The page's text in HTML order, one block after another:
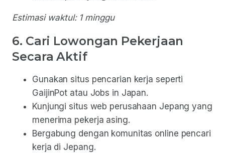
Estimasi waktul: 1 minggu
6. Cari Lowongan Pekerjaan
Secara Aktif
Gunakan situs pencarian kerja seperti
GaijinPot atau Jobs in Japan.
Kunjungi situs web perusahaan Jepang yang
menerima pekerja asing.
Bergabung dengan komunitas online pencari
kerja di Jepang.